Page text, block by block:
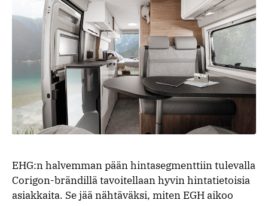
EHG:n halvemman pään hintasegmenttiin tulevalla
Corigon-brändillä tavoitellaan hyvin hintatietoisia
asiakkaita. Se jää nähtäväksi, miten EGH aikoo